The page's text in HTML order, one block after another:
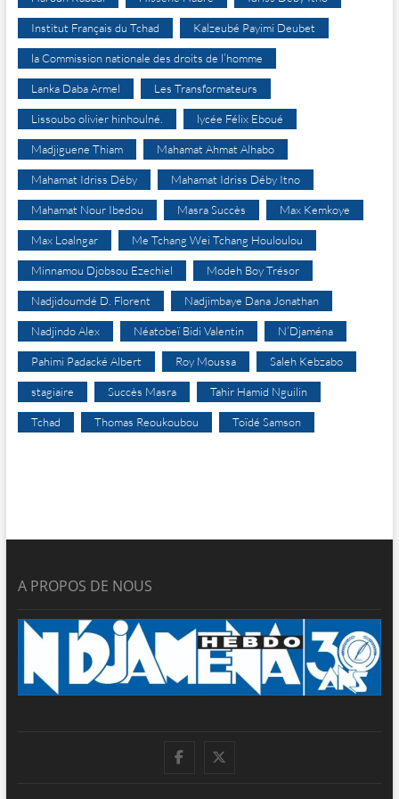
Institut Français du Tchad Kalzeubé Payimi Deubet
la Commission nationale des droits de l’homme
Lanka Daba Armel Les Transformateurs
Lissoubo olivier hinhoulné. lycée Félix Eboué
Madjiguene Thiam Mahamat Ahmat Alhabo
Mahamat Idriss Déby Mahamat Idriss Déby Itno
Mahamat Nour Ibedou Masra Succès Max Kemkoye
Max Loalngar Me Tchang Wei Tchang Houloulou
Minnamou Djobsou Ezechiel Modeh Boy Trésor
Nadjidoumdé D. Florent Nadjimbaye Dana Jonathan
Nadjindo Alex Néatobeï Bidi Valentin N’Djaména
Pahimi Padacké Albert Roy Moussa Saleh Kebzabo
stagiaire Succès Masra Tahir Hamid Nguilin
Tchad Thomas Reoukoubou Toïdé Samson
A PROPOS DE NOUS
facebook